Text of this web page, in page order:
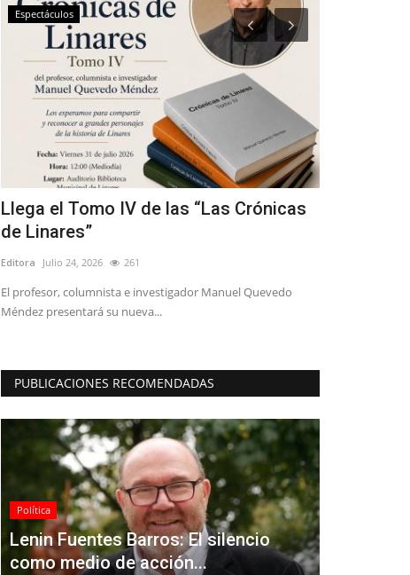
Espectáculos
Llega el Tomo IV de las “Las Crónicas
de Linares”
Editora Julio 24, 2026 261
El profesor, columnista e investigador Manuel Quevedo
Méndez presentará su nueva...
PUBLICACIONES RECOMENDADAS
Política
Lenin Fuentes Barros: El silencio
como medio de acción...